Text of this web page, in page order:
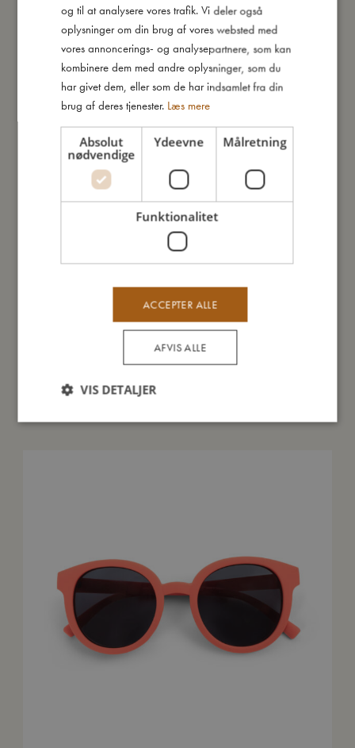
GERMAN
og til at analysere vores trafik. Vi deler også
oplysninger om din brug af vores websted med
vores annoncerings- og analysepartnere, som kan
kombinere dem med andre oplysninger, som du
har givet dem, eller som de har indsamlet fra din
brug af deres tjenester. Læs mere
Absolut
nødvendige
Ydeevne Målretning
Funktionalitet
ACCEPTER ALLE
AFVIS ALLE
VIS DETALJER